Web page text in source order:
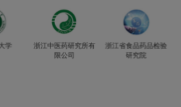
学
浙江中医药研究所有
限公司
浙江省食品药品检验
研究院